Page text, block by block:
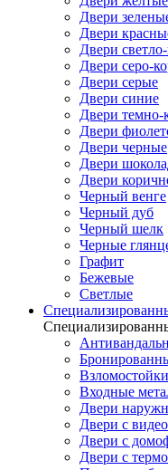
Двери
Двери
Двери
Двери серо-
Двери серые
Двери синие
Двери темно-
Двери
Двери черные
Двери
Двери
Черный венге
Черный дуб
Черный шелк
Черные
Графит
Бежевые
Светлые
Входные
Двери
Двери с
Двери с
Двери с